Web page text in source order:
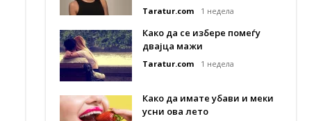
Taratur.com 1 недела
Како да се избере помеѓу
двајца мажи
Taratur.com 1 недела
Како да имате убави и меки
усни ова лето